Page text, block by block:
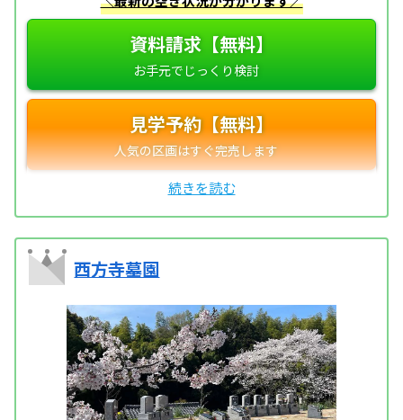
資料請求【無料】
見学予約【無料】
西方寺墓園